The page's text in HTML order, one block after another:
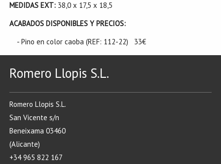
MEDIDAS EXT: 38,0 x 17,5 x 18,5
ACABADOS DISPONIBLES Y PRECIOS:
- Pino en color caoba (REF: 112-22) 33€
Romero Llopis S.L.
Romero Llopis S.L.
San Vicente s/n
Beneixama 03460
(Alicante)
+34 965 822 167